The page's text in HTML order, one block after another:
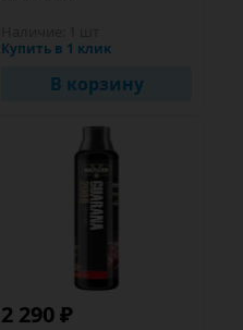
Купить в 1 клик
В корзину
2 290 ₽